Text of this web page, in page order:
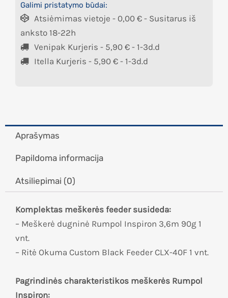
Galimi pristatymo būdai:
Atsiėmimas vietoje - 0,00 € - Susitarus iš
anksto 18-22h
Venipak Kurjeris - 5,90 € - 1-3d.d
Itella Kurjeris - 5,90 € - 1-3d.d
Aprašymas
Papildoma informacija
Atsiliepimai (0)
Komplektas meškerės feeder susideda:
– Meškerė dugninė Rumpol Inspiron 3,6m 90g 1
vnt.
– Ritė Okuma Custom Black Feeder CLX-40F 1 vnt.
Pagrindinės charakteristikos meškerės Rumpol
Inspiron: